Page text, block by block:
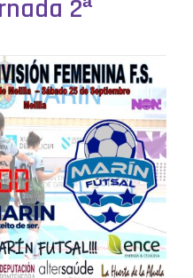
2ª